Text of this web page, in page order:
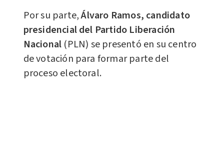
Por su parte,Álvaro Ramos, candidato
presidencial del Partido Liberación
Nacional (PLN) se presentó en su centro
de votación para formar parte del
proceso electoral.